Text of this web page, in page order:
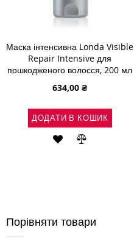
Маска інтенсивна Londa Visible
Repair Intensive для
пошкодженого волосся, 200 мл
634,00 ₴
ДОДАТИ В КОШИК
ДОДАТИ
Порівняти товари